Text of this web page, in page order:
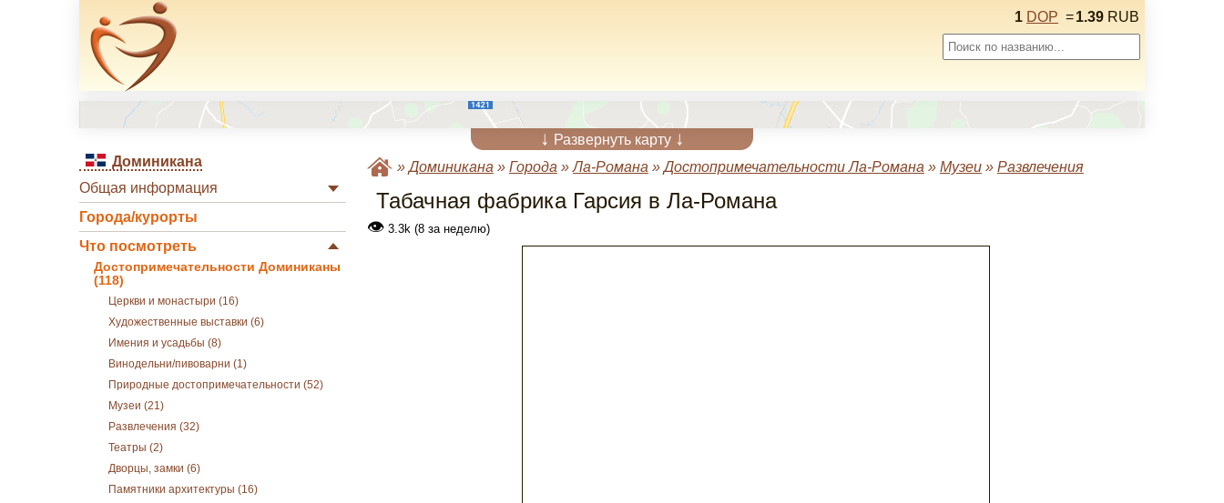
1 DOP =1.39 RUB
↓ Развернуть карту ↓
Доминикана
Общая информация
Города/курорты
Что посмотреть
Достопримечательности Доминиканы
(118)
Церкви и монастыри (16)
Художественные выставки (6)
Имения и усадьбы (8)
Винодельни/пивоварни (1)
Природные достопримечательности (52)
Музеи (21)
Развлечения (32)
Театры (2)
Дворцы, замки (6)
Памятники архитектуры (16)
»Доминикана » Города »Ла-Романа »Достопримечательности Ла-Романа » Музеи» Развлечения
Табачная фабрика Гарсия в Ла-Романа
👁3.3k (8 за неделю)